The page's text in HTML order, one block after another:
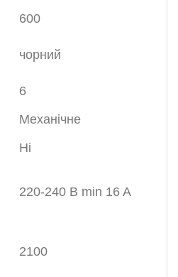
600
чорний
6
Механічне
Ні
220-240 В min 16 A
2100